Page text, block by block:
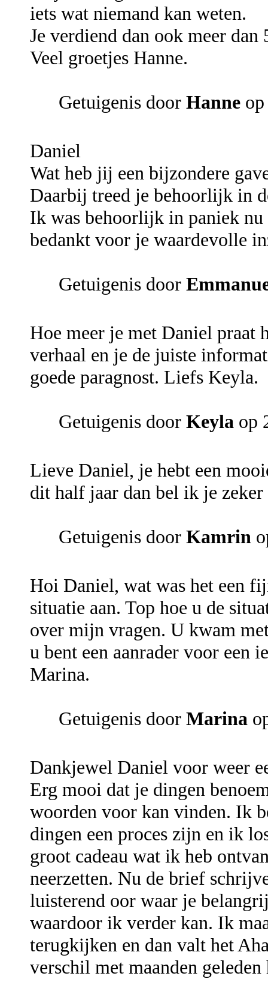
iets wat niemand kan weten.
Je verdiend dan ook meer
Veel groetjes Hanne.
Getuigenis door Hanne
Daniel
Wat heb jij een bijzondere
Daarbij treed je behoorlijk in
Ik was behoorlijk in paniek nu
bedankt voor je waardevolle
Getuigenis door
Hoe meer je met Daniel praat
verhaal en je de juiste
goede paragnost. Liefs Keyla.
Getuigenis door Keyla op
Lieve Daniel, je hebt een
dit half jaar dan bel ik je
Getuigenis door Kamrin
Hoi Daniel, wat was het een
situatie aan. Top hoe u de
over mijn vragen. U kwam
u bent een aanrader voor een
Marina.
Getuigenis door Marina
Dankjewel Daniel voor weer
Erg mooi dat je dingen
woorden voor kan vinden. Ik
dingen een proces zijn en ik
groot cadeau wat ik heb
neerzetten. Nu de brief
luisterend oor waar je
waardoor ik verder kan. Ik
terugkijken en dan valt het
verschil met maanden